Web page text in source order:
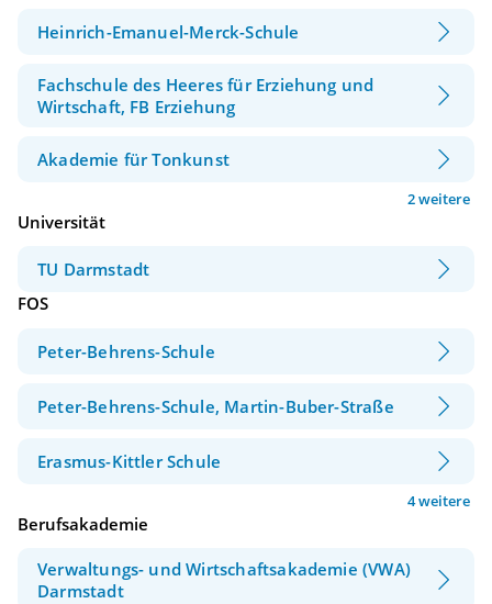
Heinrich-Emanuel-Merck-Schule
Fachschule des Heeres für Erziehung und
Wirtschaft, FB Erziehung
Akademie für Tonkunst
2 weitere
Universität
TU Darmstadt
FOS
Peter-Behrens-Schule
Peter-Behrens-Schule, Martin-Buber-Straße
Erasmus-Kittler Schule
4 weitere
Berufsakademie
Verwaltungs- und Wirtschaftsakademie (VWA)
Darmstadt